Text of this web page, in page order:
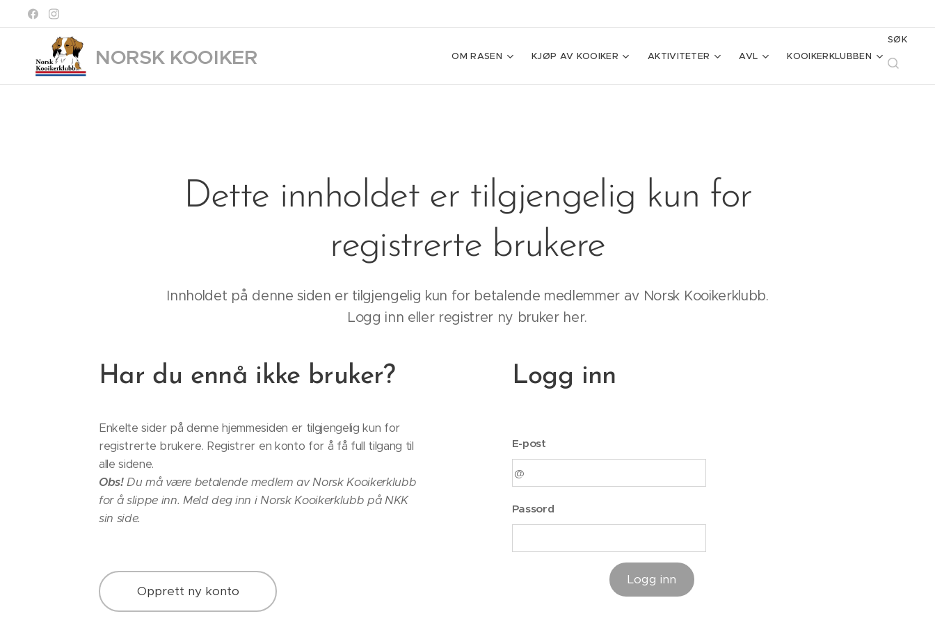
NORSK KOOIKER
OM RASEN KJØP AV KOOIKER AKTIVITETER AVL KOOIKERKLUBBEN
SØK
Dette innholdet er tilgjengelig kun for
registrerte brukere
Innholdet på denne siden er tilgjengelig kun for betalende medlemmer av Norsk Kooikerklubb.
Logg inn eller registrer ny bruker her.
Har du ennå ikke bruker?
Enkelte sider på denne hjemmesiden er tilgjengelig kun for
registrerte brukere. Registrer en konto for å få full tilgang til
alle sidene.
Obs! Du må være betalende medlem av Norsk Kooikerklubb
for å slippe inn. Meld deg inn i Norsk Kooikerklubb på NKK
sin side.
Opprett ny konto
Logg inn
E-post
Passord
Logg inn